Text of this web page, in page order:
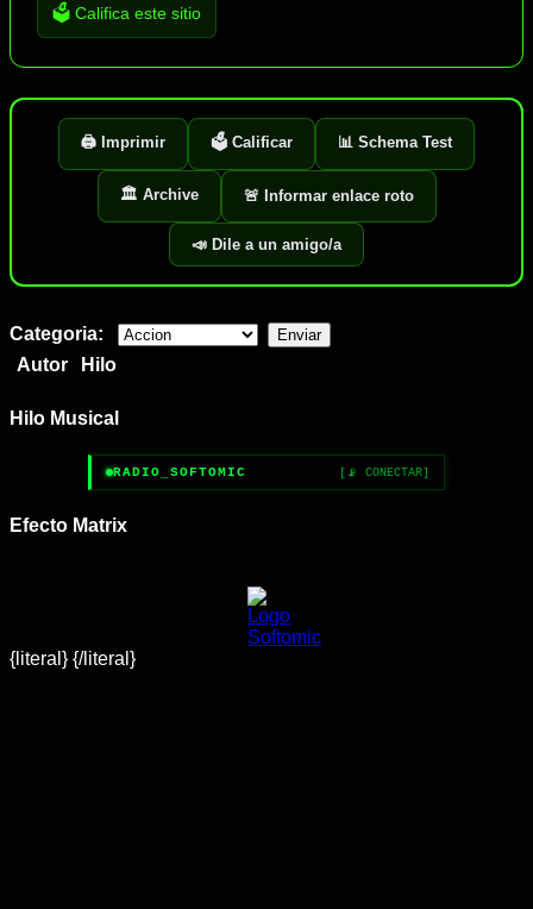
🗳️ Califica este sitio
🖨️ Imprimir 🗳️ Calificar 📊 Schema Test
🏛️ Archive 🚨 Informar enlace roto
📣 Dile a un amigo/a
Categoria:
Autor
Hilo
Hilo Musical
RADIO_SOFTOMIC [📡 CONECTAR]
Efecto Matrix
{literal} {/literal}